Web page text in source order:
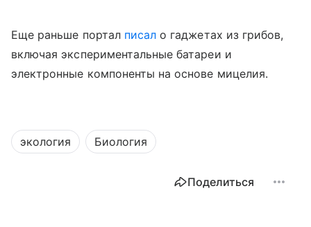
Еще раньше портал писал о гаджетах из грибов,
включая экспериментальные батареи и
электронные компоненты на основе мицелия.
экология Биология
Поделиться